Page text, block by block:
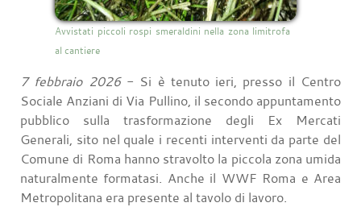
Avvistati piccoli rospi smeraldini nella zona limitrofa
al cantiere
7 febbraio 2026- Si è tenuto ieri, presso il Centro
Sociale Anziani di Via Pullino, il secondo appuntamento
pubblico sulla trasformazione degli Ex Mercati
Generali, sito nel quale i recenti interventi da parte del
Comune di Roma hanno stravolto la piccola zona umida
naturalmente formatasi. Anche il WWF Roma e Area
Metropolitana era presente al tavolo di lavoro.